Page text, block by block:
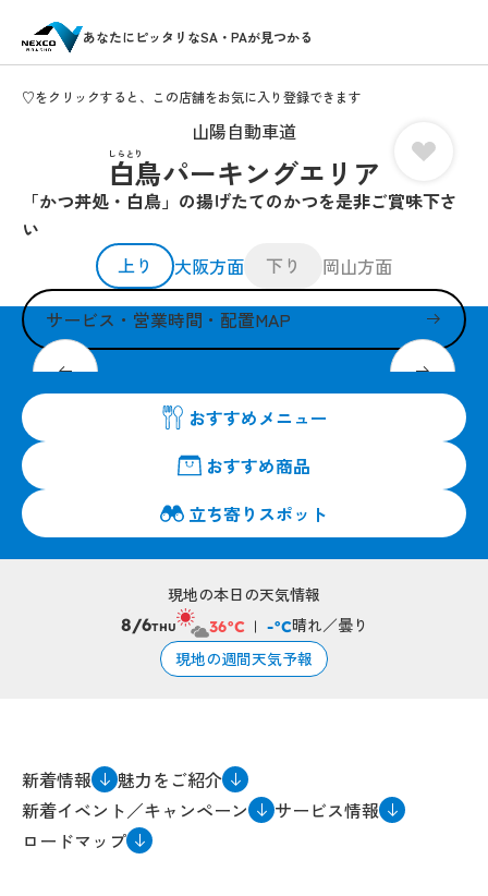
あなたにピッタリなSA・PAが見つかる
♡をクリックすると、この店舗をお気に入り登録できます
山陽自動車道
白鳥パーキングエリア
しらとり
「かつ丼処・白鳥」の揚げたてのかつを是非ご賞味下さ
い
上り
大阪方面 下り 岡山方面
サービス・営業時間・配置MAP
白鳥PA名物「かつ丼」がさらにおいしくなりました
おすすめメニュー
おすすめ商品
立ち寄りスポット
現地の本日の天気情報
8/6THU 36°C -°C晴れ／曇り
現地の週間天気予報
新着情報
魅力をご紹介
新着イベント／キャンペーン
サービス情報
ロードマップ